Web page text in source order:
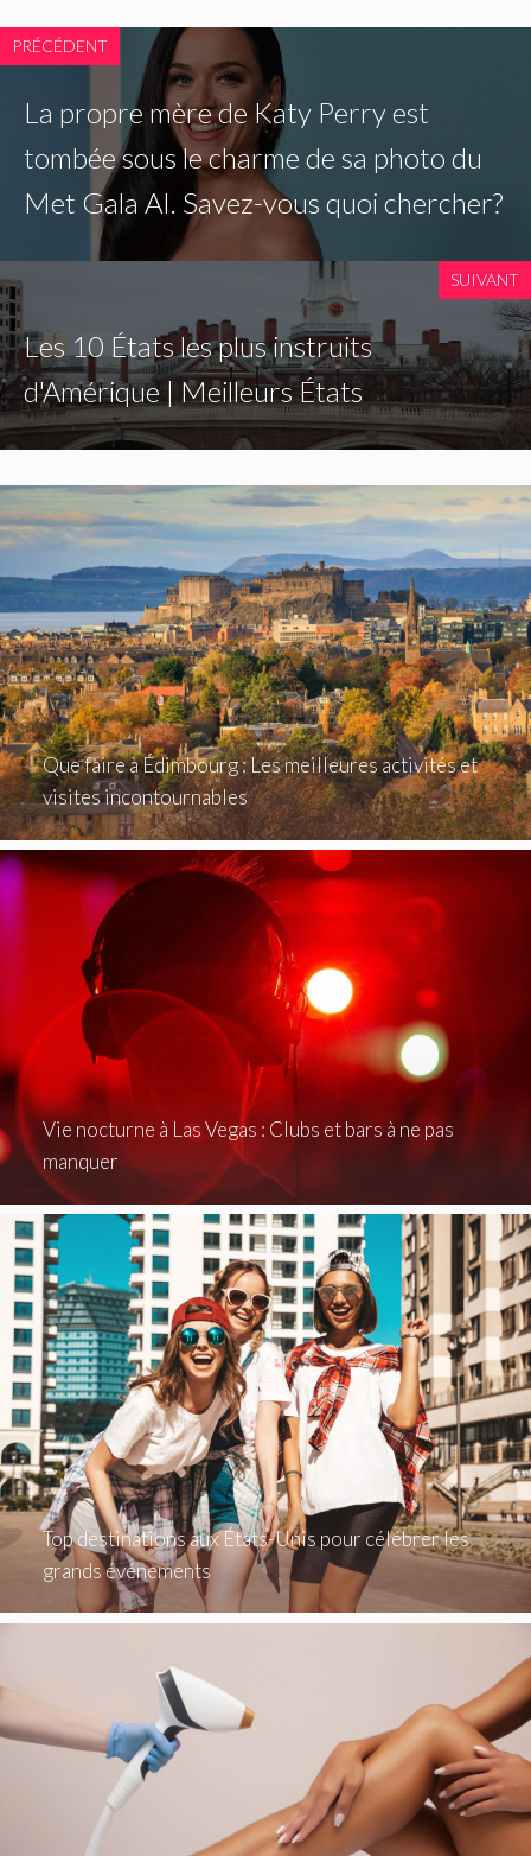
PRÉCÉDENT
La propre mère de Katy Perry est
tombée sous le charme de sa photo du
Met Gala AI. Savez-vous quoi chercher?
SUIVANT
Les 10 États les plus instruits
d'Amérique | Meilleurs États
Que faire à Édimbourg : Les meilleures activités et
visites incontournables
Vie nocturne à Las Vegas : Clubs et bars à ne pas
manquer
Top destinations aux États-Unis pour célébrer les
grands événements